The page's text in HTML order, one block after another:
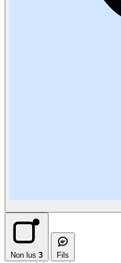
Non lus 3 Fils